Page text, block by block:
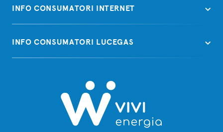
INFO CONSUMATORI INTERNET
INFO CONSUMATORI LUCEGAS